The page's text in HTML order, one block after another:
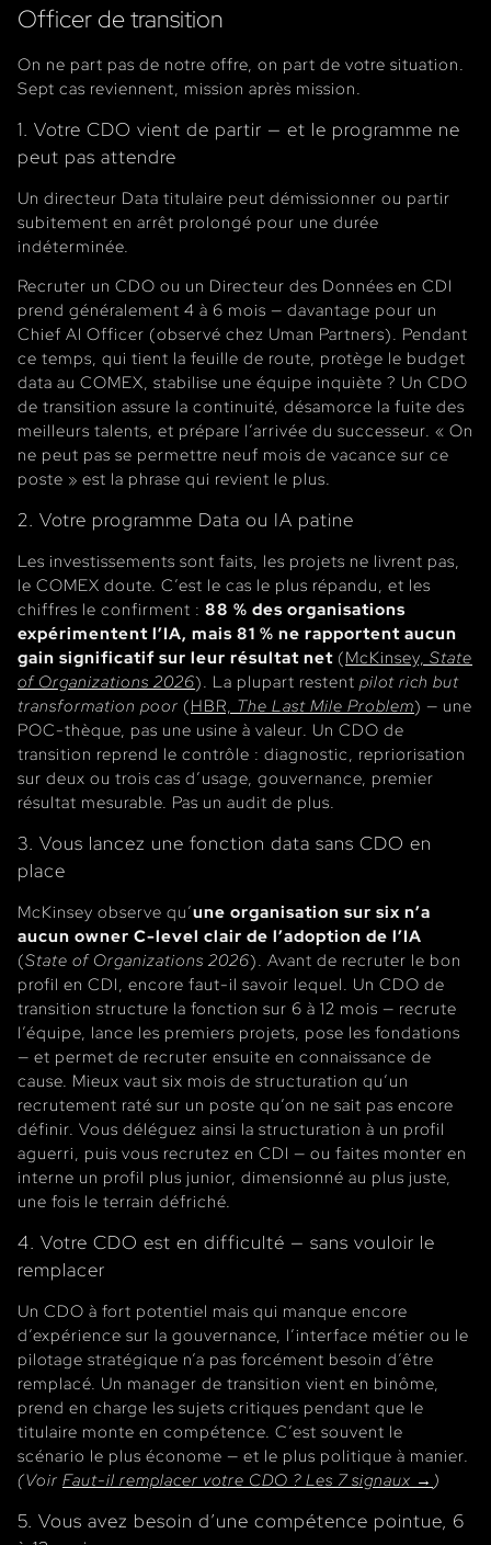
Officer de transition
On ne part pas de notre offre, on part de votre situation.
Sept cas reviennent, mission après mission.
1. Votre CDO vient de partir — et le programme ne
peut pas attendre
Un directeur Data titulaire peut démissionner ou partir
subitement en arrêt prolongé pour une durée
indéterminée.
Recruter un CDO ou un Directeur des Données en CDI
prend généralement 4 à 6 mois — davantage pour un
Chief AI Officer (observé chez Uman Partners). Pendant
ce temps, qui tient la feuille de route, protège le budget
data au COMEX, stabilise une équipe inquiète ? Un CDO
de transition assure la continuité, désamorce la fuite des
meilleurs talents, et prépare l’arrivée du successeur. « On
ne peut pas se permettre neuf mois de vacance sur ce
poste » est la phrase qui revient le plus.
2. Votre programme Data ou IA patine
Les investissements sont faits, les projets ne livrent pas,
le COMEX doute. C’est le cas le plus répandu, et les
chiffres le confirment : 88 % des organisations
expérimentent l’IA, mais 81 % ne rapportent aucun
gain significatif sur leur résultat net (McKinsey, State
of Organizations 2026). La plupart restent pilot rich but
transformation poor (HBR, The Last Mile Problem) — une
POC-thèque, pas une usine à valeur. Un CDO de
transition reprend le contrôle : diagnostic, repriorisation
sur deux ou trois cas d’usage, gouvernance, premier
résultat mesurable. Pas un audit de plus.
3. Vous lancez une fonction data sans CDO en
place
McKinsey observe qu’une organisation sur six n’a
aucun owner C-level clair de l’adoption de l’IA
(State of Organizations 2026). Avant de recruter le bon
profil en CDI, encore faut-il savoir lequel. Un CDO de
transition structure la fonction sur 6 à 12 mois — recrute
l’équipe, lance les premiers projets, pose les fondations
— et permet de recruter ensuite en connaissance de
cause. Mieux vaut six mois de structuration qu’un
recrutement raté sur un poste qu’on ne sait pas encore
définir. Vous déléguez ainsi la structuration à un profil
aguerri, puis vous recrutez en CDI — ou faites monter en
interne un profil plus junior, dimensionné au plus juste,
une fois le terrain défriché.
4. Votre CDO est en difficulté — sans vouloir le
remplacer
Un CDO à fort potentiel mais qui manque encore
d’expérience sur la gouvernance, l’interface métier ou le
pilotage stratégique n’a pas forcément besoin d’être
remplacé. Un manager de transition vient en binôme,
prend en charge les sujets critiques pendant que le
titulaire monte en compétence. C’est souvent le
scénario le plus économe — et le plus politique à manier.
(Voir Faut-il remplacer votre CDO ? Les 7 signaux → )
5. Vous avez besoin d’une compétence pointue, 6